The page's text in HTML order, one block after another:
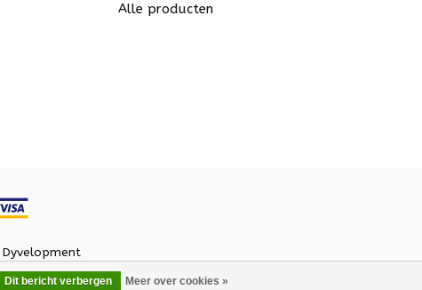
Dit bericht verbergen Meer over cookies »
Alle producten
Dyvelopment